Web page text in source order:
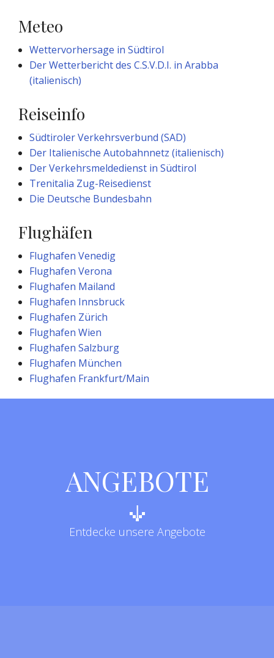
Meteo
Wettervorhersage in Südtirol
Der Wetterbericht des C.S.V.D.I. in Arabba
(italienisch)
Reiseinfo
Südtiroler Verkehrsverbund (SAD)
Der Italienische Autobahnnetz (italienisch)
Der Verkehrsmeldedienst in Südtirol
Trenitalia Zug-Reisedienst
Die Deutsche Bundesbahn
Flughäfen
Flughafen Venedig
Flughafen Verona
Flughafen Mailand
Flughafen Innsbruck
Flughafen Zürich
Flughafen Wien
Flughafen Salzburg
Flughafen München
Flughafen Frankfurt/Main
ANGEBOTE
Entdecke unsere Angebote